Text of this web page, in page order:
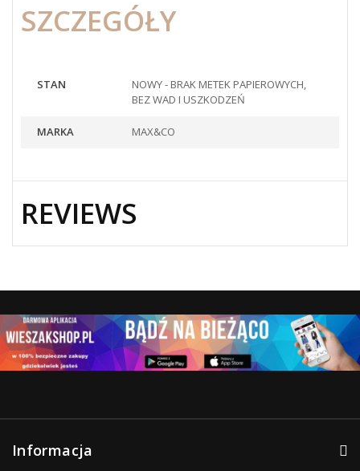
SZCZEGÓŁY
STAN
NOWY - BRAK METEK PAPIEROWYCH,
BEZ WAD I USZKODZEŃ
MARKA MAX&CO
REVIEWS
Informacja